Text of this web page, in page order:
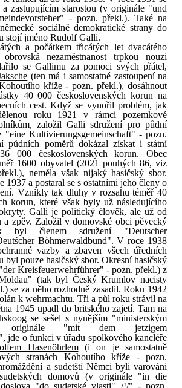
zastupujícím starostou (v originále "und
- pozn. překl.). Také na
sociálně demokratické strany do
stojí jméno Rudolf Galli.
a počátkem třicátých let dvacátého
nezaměstnanost trpkou nouzi
se Gallimu za pomoci svých přátel,
(ten má i samostatné zastoupení na
kříže - pozn. překl.), dosáhnout
40 000 československých korun na
cest. Když se vynořil problém, jak
roku 1921 v rámci pozemkové
založil Galli sdružení pro půdní
Kultivierungsgemeinschaft" - pozn.
půdních poměrů dokázal získat i státní
000 československých korun. Obec
1600 obyvatel (2021 pouhých 86, viz
neměla však nijaký hasičský sbor.
1937 a postaral se s ostatními jeho členy o
Vznikly tak dluhy v rozsahu téměř 40
korun, které však byly už následujícího
Galli je politický člověk, ale už od
a zpěv. Založil v domovské obci pěvecký
byl členem sdružení "Deutscher
Böhmerwaldbund". V roce 1938
vazby a zbaven všech úředních
byl pouze hasičský sbor. Okresní hasičský
Kreisfeuerwehrführer" - pozn. překl.) z
(tak byl Český Krumlov nacisty
se za něho rozhodně zasadil. Roku 1942
k wehrmachtu. Tři a půl roku strávil na
1945 upadl do britského zajetí. Tam na
se sešel s nynějším "ministerským
originále "mit dem jetzigem
jde o funkci v úřadu spolkového kancléře
Hasenöhrlem(i on je samostatně
stranách Kohoutího kříže - pozn.
a sudetští Němci byli varováni
domovů (v originále "in die
"do sudetské vlasti" /!/" - pozn.